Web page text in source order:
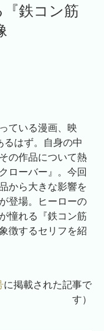
鉄コン筋
ている漫画、映
るはず。自身の中
の作品について熱
ローバー』。今回
から大きな影響を
登場。ヒーローの
憧れる『鉄コン筋
徴するセリフを紹
に掲載された記事で
す）